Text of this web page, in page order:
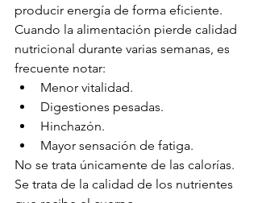
producir energía de forma eficiente.
Cuando la alimentación pierde calidad
nutricional durante varias semanas, es
frecuente notar:
Menor vitalidad.
Digestiones pesadas.
Hinchazón.
Mayor sensación de fatiga.
No se trata únicamente de las calorías.
Se trata de la calidad de los nutrientes